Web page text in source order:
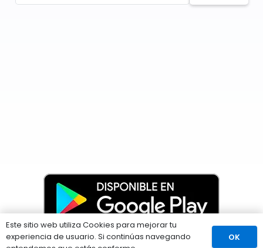
Comprar
Este sitio web utiliza Cookies para mejorar tu
experiencia de usuario. Si continúas navegando
OK